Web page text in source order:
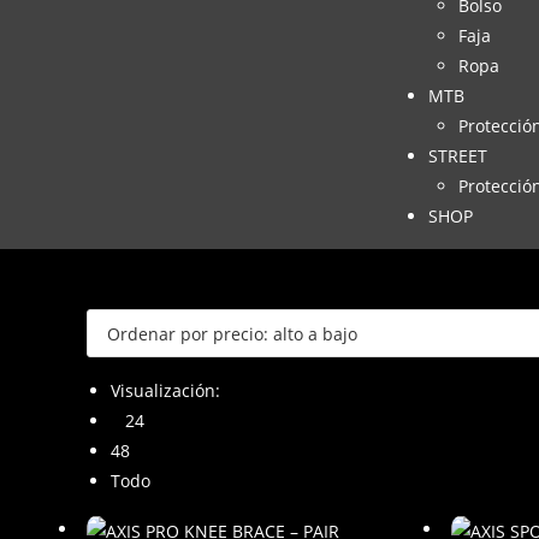
Bolso
Faja
Ropa
MTB
STREET
SHOP
Visualización:
24
48
Todo